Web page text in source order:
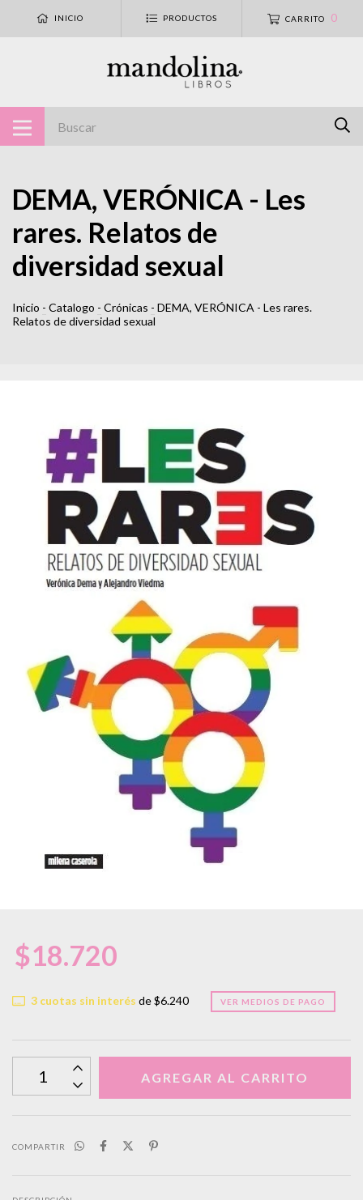
INICIO PRODUCTOS CARRITO 0
DEMA, VERÓNICA - Les
rares. Relatos de
diversidad sexual
Inicio - Catalogo - Crónicas - DEMA, VERÓNICA - Les rares.
Relatos de diversidad sexual
$18.720
3cuotas sin interés de$6.240 VER MEDIOS DE PAGO
COMPARTIR